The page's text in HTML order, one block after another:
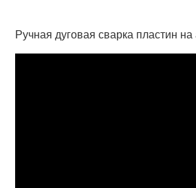
Ручная дуговая сварка пластин